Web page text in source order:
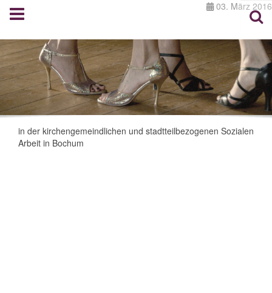
03. März 2016
in der kirchengemeindlichen und stadtteilbezogenen Sozialen
Arbeit in Bochum